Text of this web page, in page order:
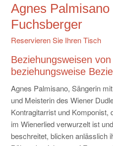
KONTAKT
Agnes Palmisano
Fuchsberger
Reservieren Sie Ihren Tisch
Beziehungsweisen
beziehungsweise
Agnes Palmisano, Sängerin
und Meisterin des Wiener
Kontragitarrist und
im Wienerlied verwurzelt ist
beschreitet, blicken anlässlich